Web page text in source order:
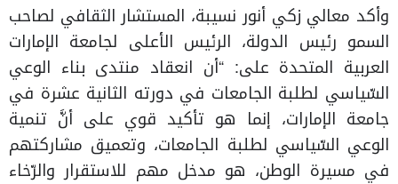
وأكد معالي زكي أنور نسيبة، المستشار الثقافي لصاحب
السمو رئيس الدولة، الرئيس الأعلى لجامعة الإمارات
العربية المتحدة على: “أن انعقاد منتدى بناء الوعي
السّياسي لطلبة الجامعات في دورته الثانية عشرة في
جامعة الإمارات، إنما هو تأكيد قوي على أنَّ تنمية
الوعي السّياسي لطلبة الجامعات، وتعميق مشاركتهم
في مسيرة الوطن، هو مدخل مهم للاستقرار والرّخاء